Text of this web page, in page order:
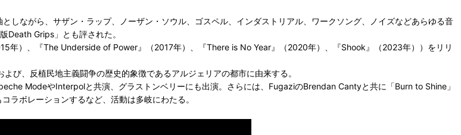
しながら、サザン・ラップ、ノーザン・ソウル、ゴスペル、インダストリアル、ワークソング、ノイズなどあらゆる音
Death Grips」とも評された。
年）、『The Underside of Power』（2017年）、『There is No Year』（2020年）、『Shook』（2023年））をリリ
び、反植民地主義闘争の歴史的象徴であるアルジェリアの都市に由来する。
ModeやInterpolと共演、グラストンベリーにも出演。さらには、FugaziのBrendan Cantyと共に「Burn to Shine」
ラボレーションするなど、活動は多岐にわたる。